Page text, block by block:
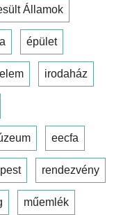
Államok
épület
irodaház
eecfa
rendezvény
műemlék